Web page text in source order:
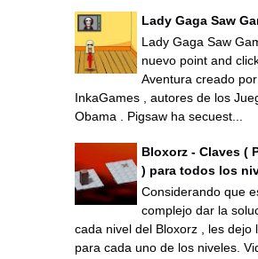
Lady Gaga Saw
Lady Gaga Saw
nuevo point and
Aventura creado por
InkaGames , autores de los
Obama . Pigsaw ha secuest...
Bloxorz - Claves (
) para todos los
Considerando que
complejo dar la
cada nivel del Bloxorz , les dejo
para cada uno de los niveles.